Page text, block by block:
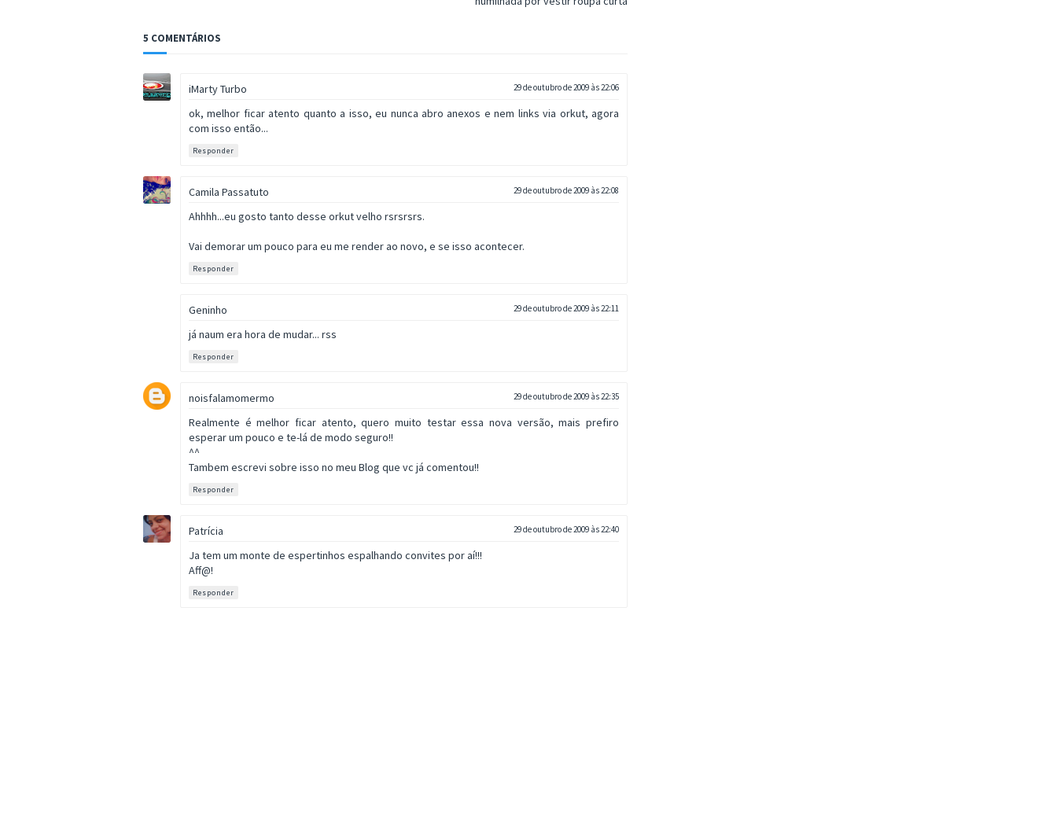
5 COMENTÁRIOS
iMarty Turbo 29 de outubro de 2009 às 22:06
ok, melhor ficar atento quanto a isso, eu nunca abro anexos e nem links via orkut, agora
com isso então...
Responder
Camila Passatuto 29 de outubro de 2009 às 22:08
Ahhhh...eu gosto tanto desse orkut velho rsrsrsrs.
Vai demorar um pouco para eu me render ao novo, e se isso acontecer.
Responder
Geninho 29 de outubro de 2009 às 22:11
já naum era hora de mudar... rss
Responder
noisfalamomermo 29 de outubro de 2009 às 22:35
Realmente é melhor ficar atento, quero muito testar essa nova versão, mais prefiro
esperar um pouco e te-lá de modo seguro!!
^^
Tambem escrevi sobre isso no meu Blog que vc já comentou!!
Responder
Patrícia 29 de outubro de 2009 às 22:40
Ja tem um monte de espertinhos espalhando convites por aí!!!
Aff@!
Responder